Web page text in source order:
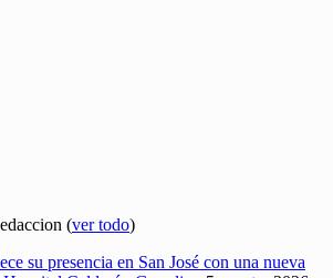
(ver todo)
su presencia en San José con una nueva